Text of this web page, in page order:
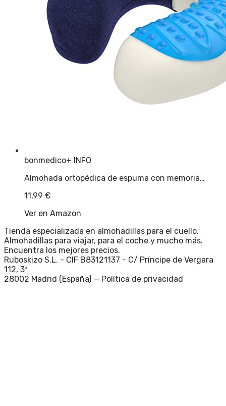
bonmedico+ INFO
Almohada ortopédica de espuma con memoria…
11,99 €
Ver en Amazon
Tienda especializada en almohadillas para el cuello.
Almohadillas para viajar, para el coche y mucho más.
Encuentra los mejores precios.
Ruboskizo S.L. - CIF B83121137 - C/ Príncipe de Vergara
112, 3ª
28002 Madrid (España) — Política de privacidad